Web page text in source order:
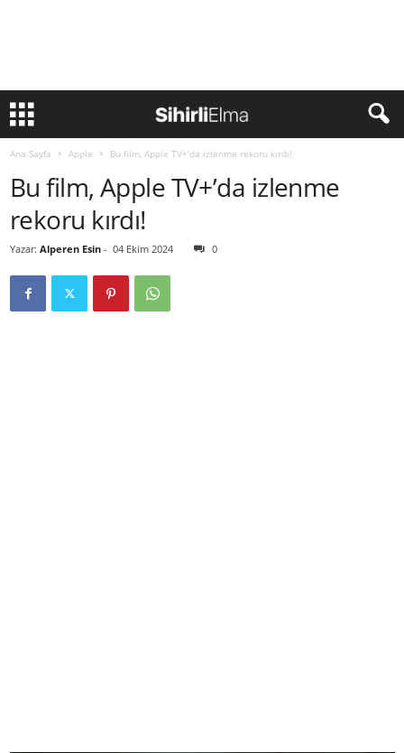
Ana Sayfa Apple Bu film, Apple TV+’da izlenme rekoru kırdı!
Bu film, Apple TV+’da izlenme
rekoru kırdı!
Yazar: Alperen Esin - 04 Ekim 2024 0